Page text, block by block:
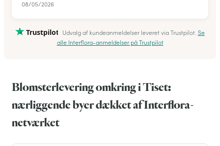
08/05/2026
Trustpilot Udvalg af kundeanmeldelser leveret via Trustpilot. Se
alle Interflora-anmeldelser på Trustpilot
Blomsterlevering omkring i Tiset:
nærliggende byer dækket af Interflora-
netværket